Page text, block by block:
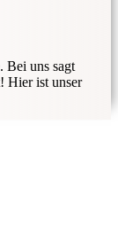
Bei uns sagt
Hier ist unser